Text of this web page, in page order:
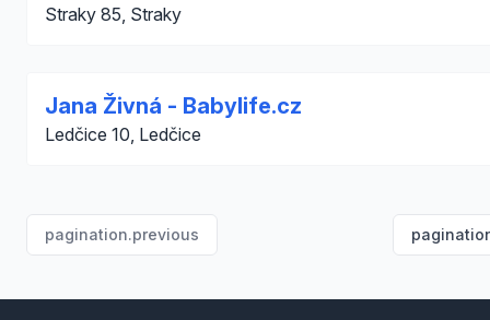
Straky 85, Straky
Jana Živná - Babylife.cz
Ledčice 10, Ledčice
pagination.previous